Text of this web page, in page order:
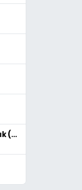
Ege Denizi - [15.89 km] Ayvacık (Çanakkale)